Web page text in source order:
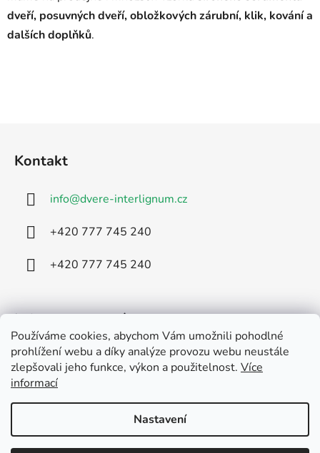
Používáme cookies, abychom Vám umožnili pohodlné
prohlížení webu a díky analýze provozu webu neustále
zlepšovali jeho funkce, výkon a použitelnost. Více
informací
Nastavení
dveří, posuvných dveří, obložkových zárubní, klik, kování a
dalších doplňků.
Kontakt
info@dvere-interlignum.cz
‭+420 777 745 240‬‬
‭+420 777 745 240‬‬
Informace pro vás
Jak rezervovat zboží
Obchodní podmínky